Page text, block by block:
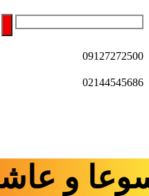
09127272500
02144545686
و عاشورا 1401 چند